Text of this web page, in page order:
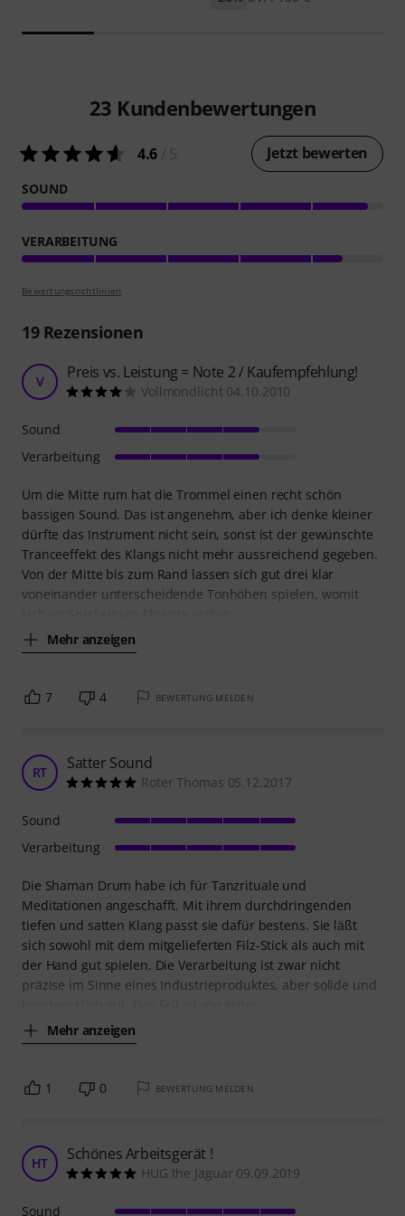
23 Kundenbewertungen
4.6 Jetzt bewerten
SOUND
VERARBEITUNG
Bewertungsrichtlinien
19Rezensionen
V Preis vs. Leistung = Note 2 / Kaufempfehlung!
Vollmondlicht 04.10.2010
Um die Mitte rum hat die Trommel einen recht schön
bassigen Sound. Das ist angenehm, aber ich denke kleiner
dürfte das Instrument nicht sein, sonst ist der gewünschte
Tranceeffekt des Klangs nicht mehr aussreichend gegeben.
Von der Mitte bis zum Rand lassen sich gut drei klar
voneinander unterscheidende Tonhöhen spielen, womit
Mehr anzeigen
Sound
Verarbeitung
7 4 BEWERTUNG MELDEN
RT Satter Sound
Roter Thomas 05.12.2017
Die Shaman Drum habe ich für Tanzrituale und
Meditationen angeschafft. Mit ihrem durchdringenden
tiefen und satten Klang passt sie dafür bestens. Sie läßt
sich sowohl mit dem mitgelieferten Filz-Stick als auch mit
der Hand gut spielen. Die Verarbeitung ist zwar nicht
präzise im Sinne eines Industrieproduktes, aber solide und
Mehr anzeigen
Sound
Verarbeitung
1 0 BEWERTUNG MELDEN
HT Schönes Arbeitsgerät !
HUG the Jaguar 09.09.2019
Sound